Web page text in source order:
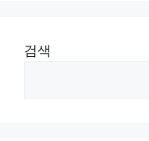
검색